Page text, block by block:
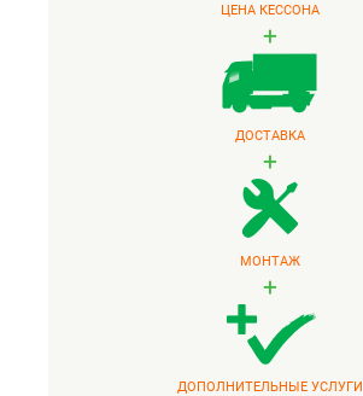
ЦЕНА КЕССОНА
+
ДОСТАВКА
+
МОНТАЖ
+
ДОПОЛНИТЕЛЬНЫЕ УСЛУГИ